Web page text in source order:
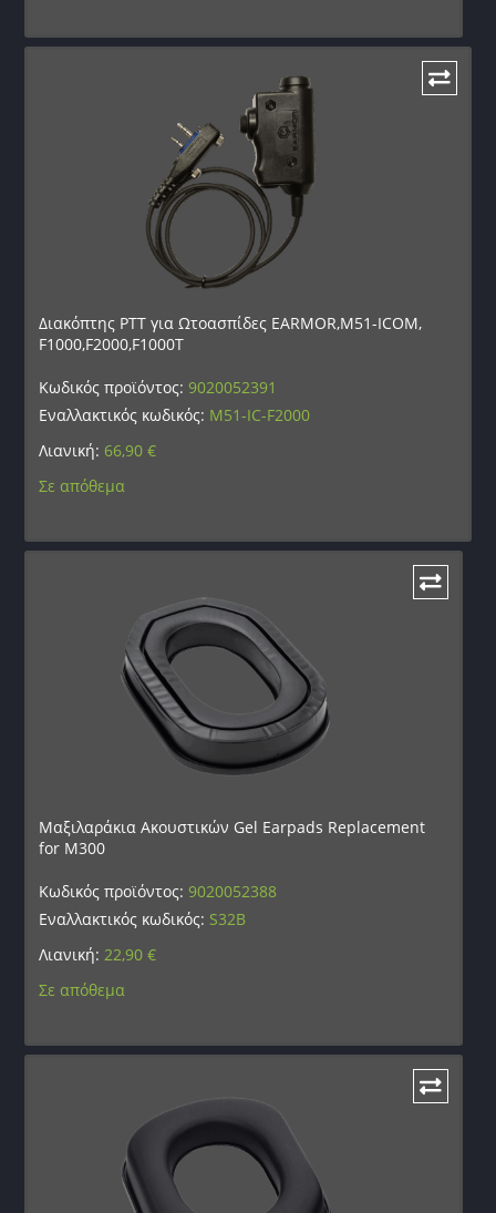
Διακόπτης PTT για Ωτοασπίδες EARMOR,M51-ICOM,
F1000,F2000,F1000T
Κωδικός προϊόντος:9020052391
Εναλλακτικός κωδικός: M51-IC-F2000
Λιανική: 66,90€
Σε απόθεμα
Μαξιλαράκια Ακουστικών Gel Earpads Replacement
for M300
Κωδικός προϊόντος:9020052388
Εναλλακτικός κωδικός: S32B
Λιανική:22,90€
Σε απόθεμα